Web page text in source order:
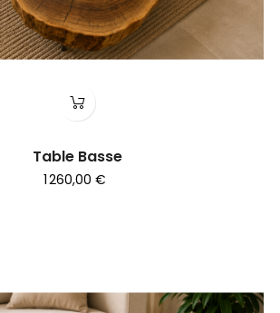
Table Basse
1 260,00 €